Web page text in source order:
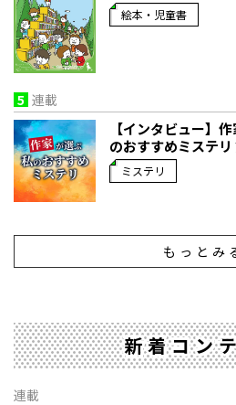
絵本・児童書
5 連載
【インタビュー】
のおすすめミステ
ミステリ
もっとみ
新着コン
連載